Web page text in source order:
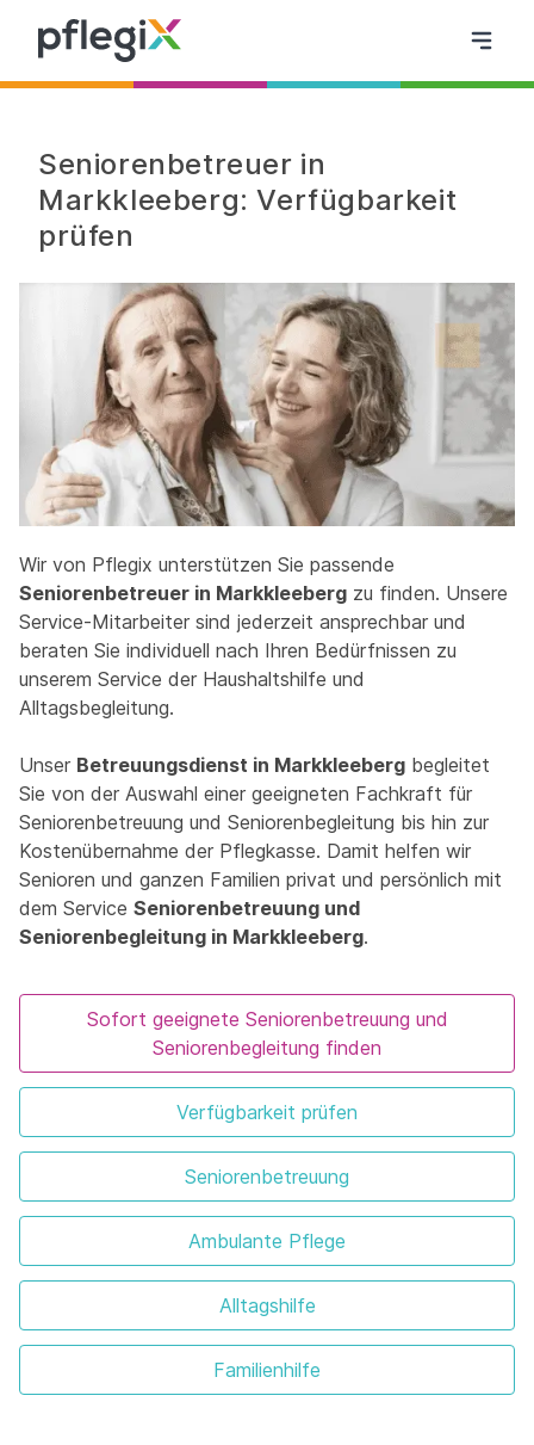
Seniorenbetreuer in
Markkleeberg: Verfügbarkeit
prüfen
Wir von Pflegix unterstützen Sie passende
Seniorenbetreuer in Markkleeberg zu finden. Unsere
Service-Mitarbeiter sind jederzeit ansprechbar und
beraten Sie individuell nach Ihren Bedürfnissen zu
unserem Service der Haushaltshilfe und
Alltagsbegleitung.
Unser Betreuungsdienst in Markkleeberg begleitet
Sie von der Auswahl einer geeigneten Fachkraft für
Seniorenbetreuung und Seniorenbegleitung bis hin zur
Kostenübernahme der Pflegkasse. Damit helfen wir
Senioren und ganzen Familien privat und persönlich mit
dem Service Seniorenbetreuung und
Seniorenbegleitung in Markkleeberg.
Sofort geeignete Seniorenbetreuung und
Seniorenbegleitung finden
Verfügbarkeit prüfen
Seniorenbetreuung
Ambulante Pflege
Alltagshilfe
Familienhilfe